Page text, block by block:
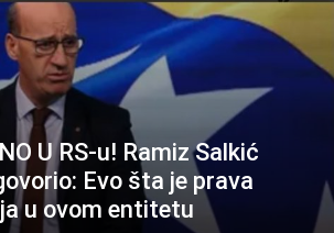
U RS-u! Ramiz Salkić
Evo šta je prava
u ovom entitetu